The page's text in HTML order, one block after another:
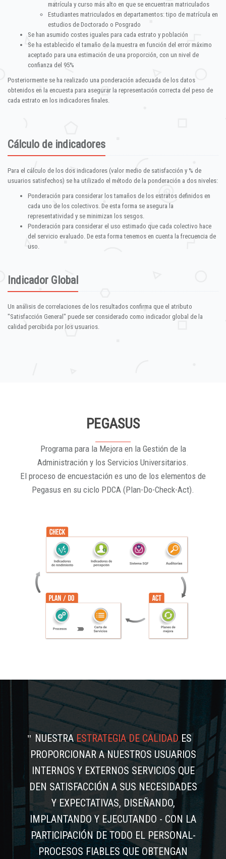
matrícula y curso más alto en que se encuentran matriculados
Estudiantes matriculados en departamentos: tipo de matrícula en
estudios de Doctorado o Posgrado
Se han asumido costes iguales para cada estrato y población
Se ha establecido el tamaño de la muestra en función del error máximo
aceptado para una estimación de una proporción, con un nivel de
confianza del 95%
Posteriormente se ha realizado una ponderación adecuada de los datos
obtenidos en la encuesta para asegurar la representación correcta del peso de
cada estrato en los indicadores finales.
Cálculo de indicadores
Para el cálculo de los dos indicadores (valor medio de satisfacción y % de
usuarios satisfechos) se ha utilizado el método de la ponderación a dos niveles:
Ponderación para considerar los tamaños de los estratos definidos en
cada uno de los colectivos. De esta forma se asegura la
representatividad y se minimizan los sesgos.
Ponderación para considerar el uso estimado que cada colectivo hace
del servicio evaluado. De esta forma tenemos en cuenta la frecuencia de
uso.
Indicador Global
Un análisis de correlaciones de los resultados confirma que el atributo
"Satisfacción General" puede ser considerado como indicador global de la
calidad percibida por los usuarios.
PEGASUS
Programa para la Mejora en la Gestión de la
Administración y los Servicios Universitarios.
El proceso de encuestación es uno de los elementos de
Pegasus en su ciclo PDCA (Plan-Do-Check-Act).
NUESTRAESTRATEGIA DE CALIDADES
PROPORCIONAR A NUESTROS USUARIOS
INTERNOS Y EXTERNOS SERVICIOS QUE
DEN SATISFACCIÓN A SUS NECESIDADES
Y EXPECTATIVAS, DISEÑANDO,
IMPLANTANDO Y EJECUTANDO - CON LA
PARTICIPACIÓN DE TODO EL PERSONAL-
PROCESOS FIABLES QUE OBTENGAN